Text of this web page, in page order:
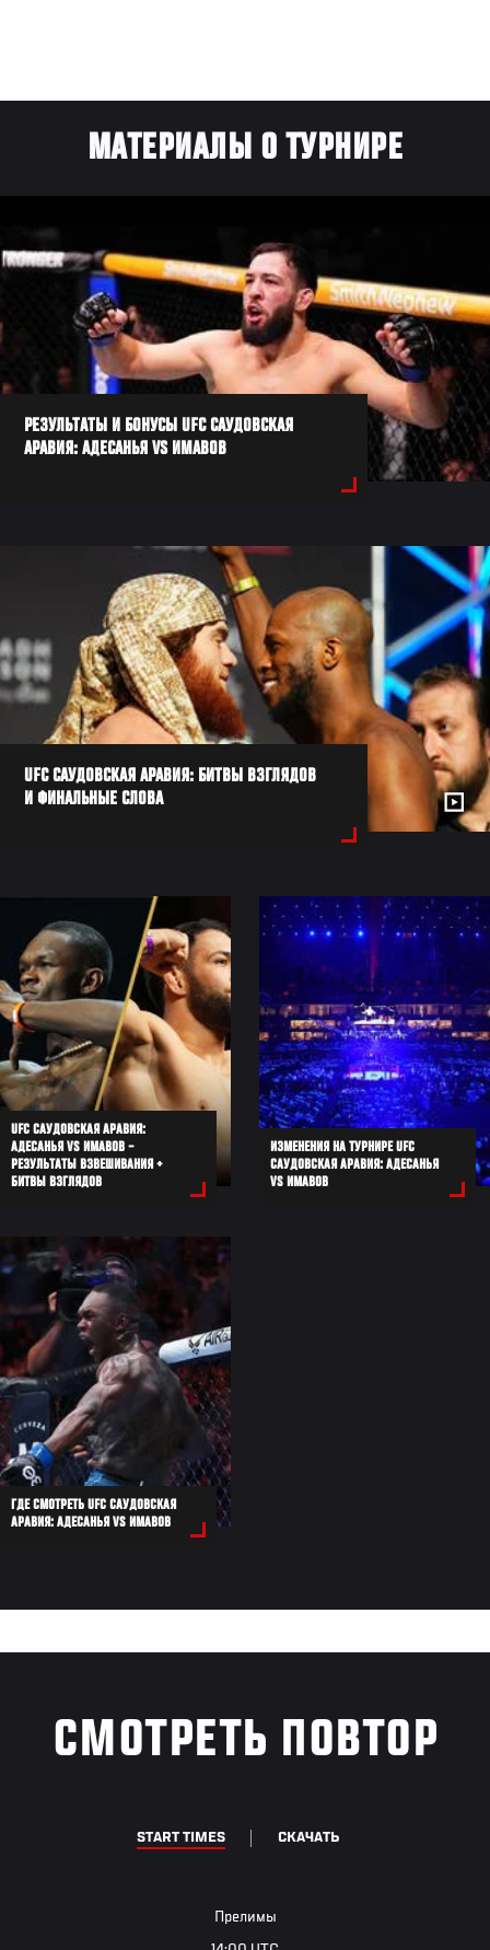
МАТЕРИАЛЫ О ТУРНИРЕ
РЕЗУЛЬТАТЫ И БОНУСЫ UFC САУДОВСКАЯ
АРАВИЯ: АДЕСАНЬЯ VS ИМАВОВ
UFC САУДОВСКАЯ АРАВИЯ: БИТВЫ ВЗГЛЯДОВ
И ФИНАЛЬНЫЕ СЛОВА
UFC САУДОВСКАЯ АРАВИЯ:
АДЕСАНЬЯ VS ИМАВОВ –
РЕЗУЛЬТАТЫ ВЗВЕШИВАНИЯ +
БИТВЫ ВЗГЛЯДОВ
ИЗМЕНЕНИЯ НА ТУРНИРЕ UFC
САУДОВСКАЯ АРАВИЯ: АДЕСАНЬЯ
VS ИМАВОВ
ГДЕ СМОТРЕТЬ UFC САУДОВСКАЯ
АРАВИЯ: АДЕСАНЬЯ VS ИМАВОВ
СМОТРЕТЬ ПОВТОР
START TIMES СКАЧАТЬ
Прелимы